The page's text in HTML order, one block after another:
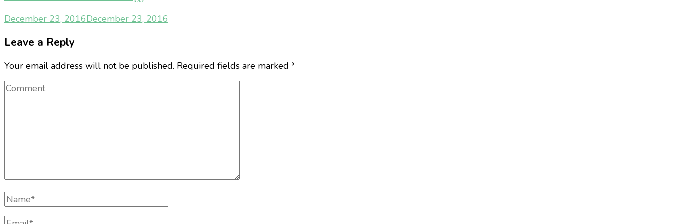
December 23, 2016December 23, 2016
Leave a Reply
Your email address will not be published. Required fields are marked *
Comment
Full
Name
Email